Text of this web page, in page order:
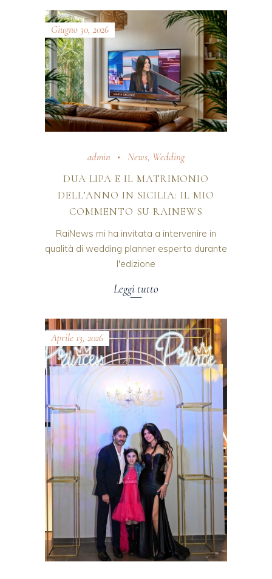
Giugno 30, 2026
admin News, Wedding
DUA LIPA E IL MATRIMONIO
DELL’ANNO IN SICILIA: IL MIO
COMMENTO SU RAINEWS
RaiNews mi ha invitata a intervenire in
qualità di wedding planner esperta durante
l'edizione
Leggi tutto
Aprile 13, 2026